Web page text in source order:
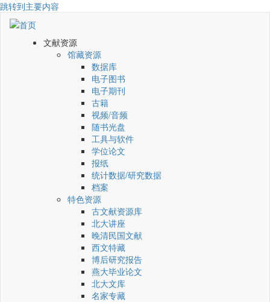
跳转到主要内容
文献资源
馆藏资源
数据库
电子图书
电子期刊
古籍
视频/音频
随书光盘
工具与软件
学位论文
报纸
统计数据/研究数据
档案
特色资源
古文献资源库
北大讲座
晚清民国文献
西文特藏
博后研究报告
燕大毕业论文
北大文库
名家专藏